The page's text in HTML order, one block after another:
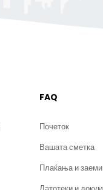
FAQ
Почеток
Вашата сметка
Плаќања и заеми